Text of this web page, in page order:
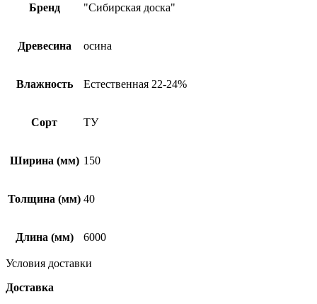
Бренд "Сибирская доска"
Древесина осина
Влажность Естественная 22-24%
Сорт ТУ
Ширина (мм) 150
Толщина (мм) 40
Длина (мм) 6000
Условия доставки
Доставка